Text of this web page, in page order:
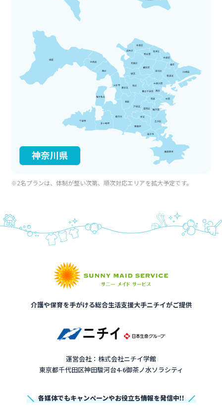
※2名プランは、体制が整い次第、順次対応エリアを拡大予定です。
介護や保育を手がける総合生活支援大手ニチイがご提供
運営会社：株式会社ニチイ学館
東京都千代田区神田駿河台4-6御茶ノ水ソラシティ
各媒体でもキャンペーンやお役立ち情報を発信中!!